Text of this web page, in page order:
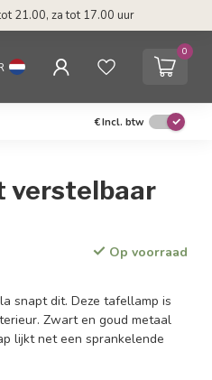
21.00, za tot 17.00 uur
0
€Incl. btw
verstelbaar
Op voorraad
snapt dit. Deze tafellamp is
Zwart en goud metaal
lijkt net een sprankelende